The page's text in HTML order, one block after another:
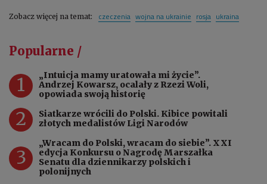
Zobacz więcej na temat: czeczenia wojna na ukrainie rosja ukraina
Popularne /
1
„Intuicja mamy uratowała mi życie”.
Andrzej Kowarsz, ocalały z Rzezi Woli,
opowiada swoją historię
2
Siatkarze wrócili do Polski. Kibice powitali
złotych medalistów Ligi Narodów
3
„Wracam do Polski, wracam do siebie”. XXI
edycja Konkursu o Nagrodę Marszałka
Senatu dla dziennikarzy polskich i
polonijnych